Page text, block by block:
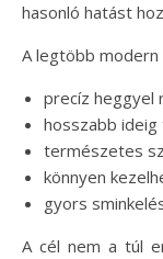
hasonló hatást
A legtöbb
precíz heggyel
hosszabb
természetes
könnyen
gyors
A cél nem a túl